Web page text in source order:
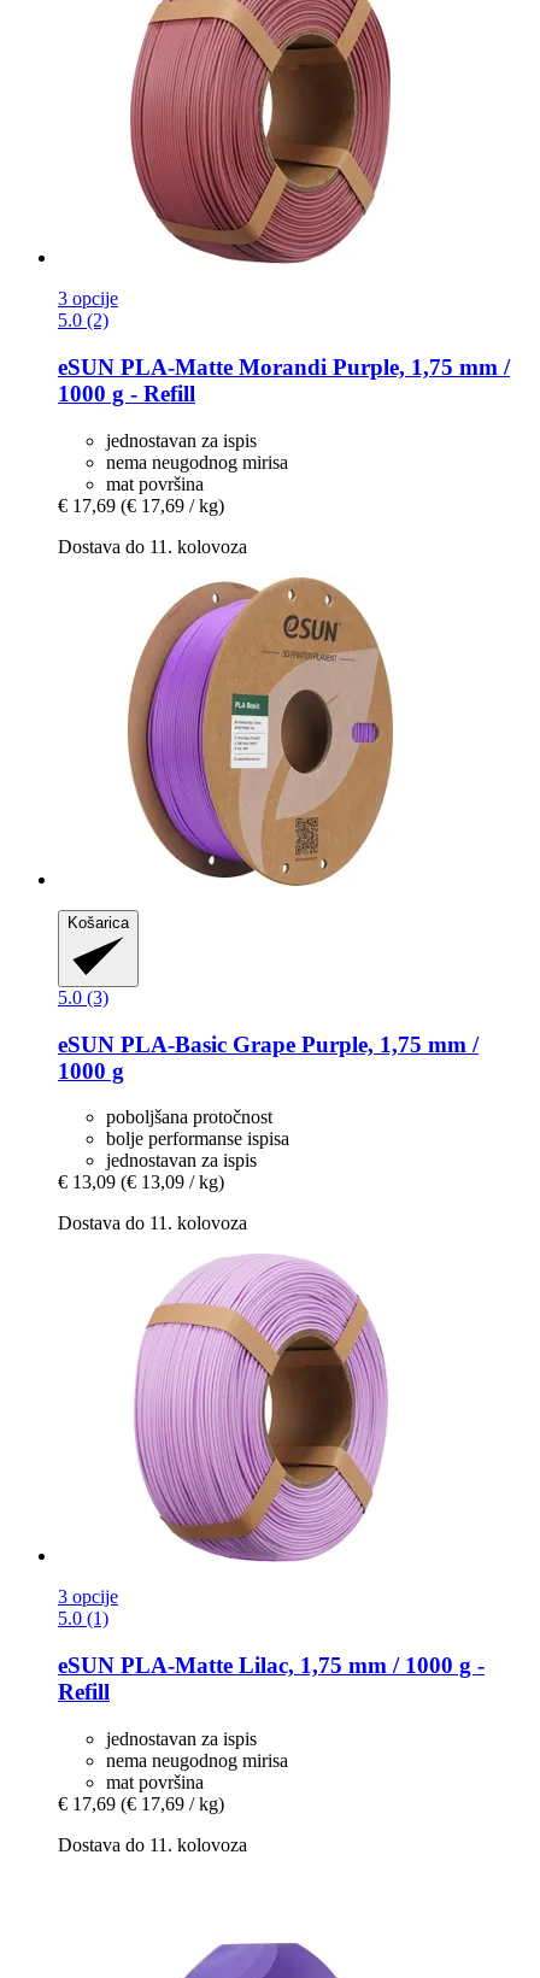
3 opcije
5.0 (2)
eSUN PLA-​Matte Morandi Purple, 1,75 mm /
1000 g -​ Refill
jednostavan za ispis
nema neugodnog mirisa
mat površina
€ 17,69 (€ 17,69 / kg)
Dostava do 11. kolovoza
Košarica
5.0 (3)
eSUN PLA-​Basic Grape Purple, 1,75 mm /
1000 g
poboljšana protočnost
bolje performanse ispisa
jednostavan za ispis
€ 13,09 (€ 13,09 / kg)
Dostava do 11. kolovoza
3 opcije
5.0 (1)
eSUN PLA-​Matte Lilac, 1,75 mm / 1000 g -​
Refill
jednostavan za ispis
nema neugodnog mirisa
mat površina
€ 17,69 (€ 17,69 / kg)
Dostava do 11. kolovoza